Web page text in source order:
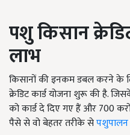
पशु किसान
लाभ
किसानों की इनकम डबल करने के
क्रेडिट कार्ड योजना शुरू की है.
को कार्ड दे दिए गए हैं और 700
पैसे से वो बेहतर तरीके सेपशुपालन